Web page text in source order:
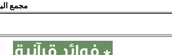
مجمع